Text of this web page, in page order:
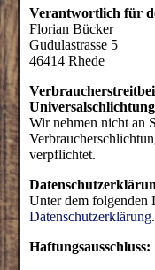
Verantwortlich für
Florian Bücker
Gudulastrasse 5
46414 Rhede
Wir nehmen nicht an
verpflichtet.
Unter dem folgenden
Datenschutzerklärung.
Haftungsausschluss: